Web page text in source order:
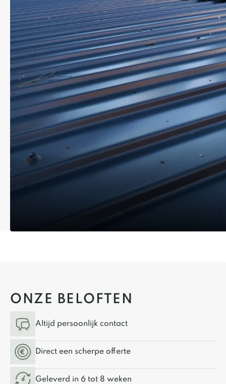
ONZE BELOFTEN
Altijd persoonlijk contact
Direct een scherpe offerte
Geleverd in 6 tot 8 weken